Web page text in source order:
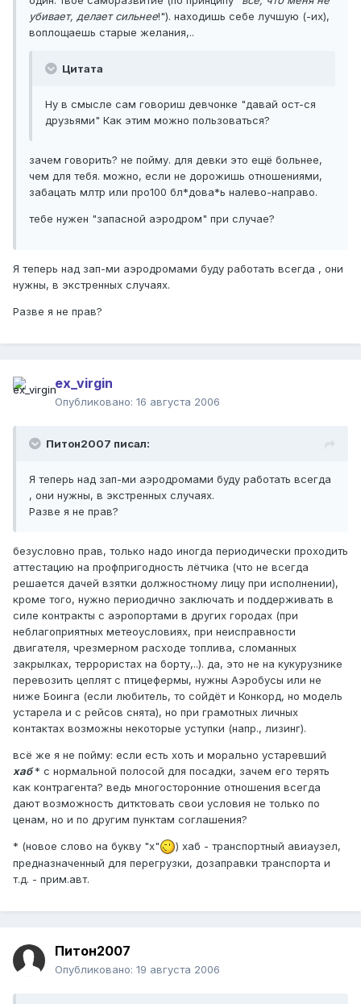
убивает, делает сильнее!"). находишь себе лучшую (-их),
воплощаешь старые желания,..
Цитата
Ну в смысле сам говориш девчонке "давай ост-ся
друзьями" Как этим можно пользоваться?
зачем говорить? не пойму. для девки это ещё больнее,
чем для тебя. можно, если не дорожишь отношениями,
забацать млтр или про100 бл*дова*ь налево-направо.
тебе нужен "запасной аэродром" при случае?
Я теперь над зап-ми аэродромами буду работать всегда , они
нужны, в экстренных случаях.
Разве я не прав?
ex_virgin
Опубликовано: 16 августа 2006
Питон2007 писал:
Я теперь над зап-ми аэродромами буду работать всегда
, они нужны, в экстренных случаях.
Разве я не прав?
безусловно прав, только надо иногда периодически проходить
аттестацию на профпригодность лётчика (что не всегда
решается дачей взятки должностному лицу при исполнении),
кроме того, нужно периодично заключать и поддерживать в
силе контракты с аэропортами в других городах (при
неблагоприятных метеоусловиях, при неисправности
двигателя, чрезмерном расходе топлива, сломанных
закрылках, террористах на борту,..). да, это не на кукурузнике
перевозить цеплят с птицефермы, нужны Аэробусы или не
ниже Боинга (если любитель, то сойдёт и Конкорд, но модель
устарела и с рейсов снята), но при грамотных личных
контактах возможны некоторые уступки (напр., лизинг).
всё же я не пойму: если есть хоть и морально устаревший
хаб* с нормальной полосой для посадки, зачем его терять
как контрагента? ведь многосторонние отношения всегда
дают возможность дитктовать свои условия не только по
ценам, но и по другим пунктам соглашения?
* (новое слово на букву "х"
) хаб - транспортный авиаузел,
предназначенный для перегрузки, дозаправки транспорта и
т.д. - прим.авт.
Питон2007
Опубликовано: 19 августа 2006